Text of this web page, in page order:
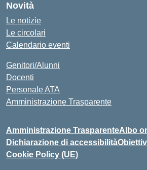
Novità
Le notizie
Le circolari
Calendario eventi
Genitori/Alunni
Docenti
Personale ATA
Amministrazione Trasparente
Amministrazione TrasparenteAlbo
Dichiarazione di accessibilità
Cookie Policy (UE)